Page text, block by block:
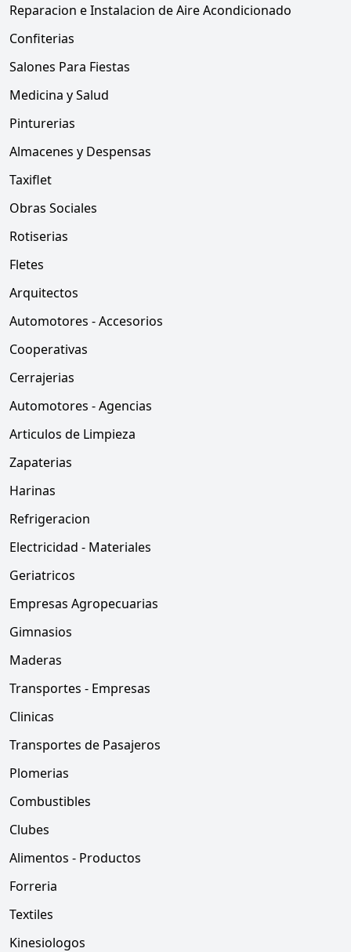
Reparacion e Instalacion de Aire Acondicionado
Confiterias
Salones Para Fiestas
Medicina y Salud
Pinturerias
Almacenes y Despensas
Taxiflet
Obras Sociales
Rotiserias
Fletes
Arquitectos
Automotores - Accesorios
Cooperativas
Cerrajerias
Automotores - Agencias
Articulos de Limpieza
Zapaterias
Harinas
Refrigeracion
Electricidad - Materiales
Geriatricos
Empresas Agropecuarias
Gimnasios
Maderas
Transportes - Empresas
Clinicas
Transportes de Pasajeros
Plomerias
Combustibles
Clubes
Alimentos - Productos
Forreria
Textiles
Kinesiologos